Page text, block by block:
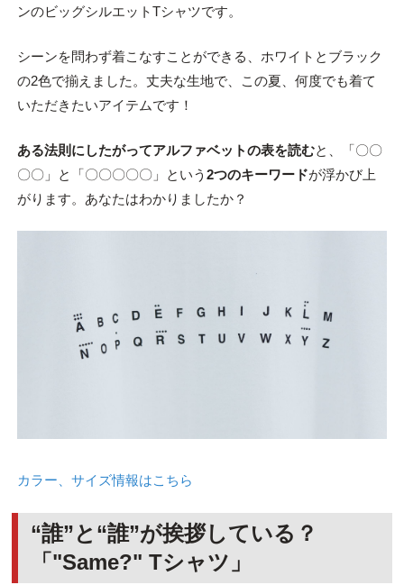
ンのビッグシルエットTシャツです。
シーンを問わず着こなすことができる、ホワイトとブラック
の2色で揃えました。丈夫な生地で、この夏、何度でも着て
いただきたいアイテムです！
ある法則にしたがってアルファベットの表を読むと、「〇〇
〇〇」と「〇〇〇〇〇」という 2つのキーワードが浮かび上
がります。あなたはわかりましたか？
カラー、サイズ情報はこちら
“誰”と“誰”が挨拶している？
「"Same?" Tシャツ」